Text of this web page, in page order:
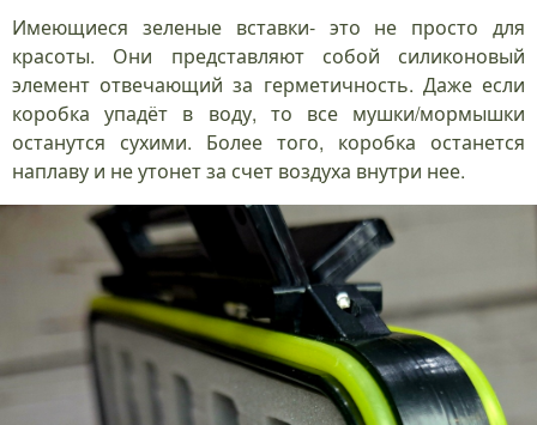
Имеющиеся зеленые вставки- это не просто для
красоты. Они представляют собой силиконовый
элемент отвечающий за герметичность. Даже если
коробка упадёт в воду, то все мушки/мормышки
останутся сухими. Более того, коробка останется
наплаву и не утонет за счет воздуха внутри нее.